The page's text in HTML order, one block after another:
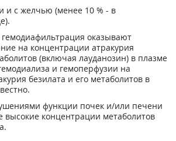
и с желчью (менее 10 % - в
оказывают
на концентрации атракурия
(включая лауданозин) в плазме
и гемоперфузии на
безилата и его метаболитов в
функции почек и/или печени
высокие концентрации метаболитов